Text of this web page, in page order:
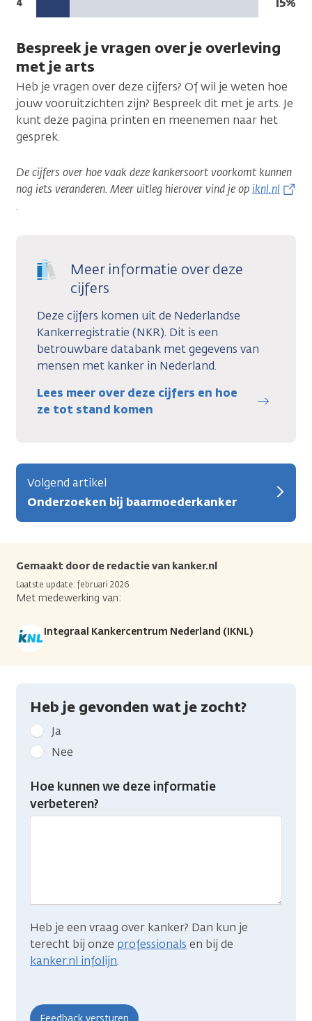
Stadium:
4
leeft:
Bespreek je vragen over je overleving
met je arts
Heb je vragen over deze cijfers? Of wil je weten hoe
jouw vooruitzichten zijn? Bespreek dit met je arts. Je
kunt deze pagina printen en meenemen naar het
gesprek.
De cijfers over hoe vaak deze kankersoort voorkomt kunnen
nog iets veranderen. Meer uitleg hierover vind je opiknl.nl
.
Meer informatie over deze
cijfers
Deze cijfers komen uit de Nederlandse
Kankerregistratie (NKR). Dit is een
betrouwbare databank met gegevens van
mensen met kanker in Nederland.
Lees meer over deze cijfers en hoe
ze tot stand komen
Volgend artikel
Onderzoeken bij baarmoederkanker
Gemaakt door de redactie van kanker.nl
Laatste update: februari 2026
Met medewerking van:
Integraal Kankercentrum Nederland (IKNL)
Heb je gevonden wat je zocht?
Geef
kanker.nl
feedback:
Heb
gevonden
Ja
Nee
Hoe kunnen we deze informatie
verbeteren?
Heb je een vraag over kanker? Dan kun je
terecht bij onze professionals en bij de
kanker.nl infolijn.